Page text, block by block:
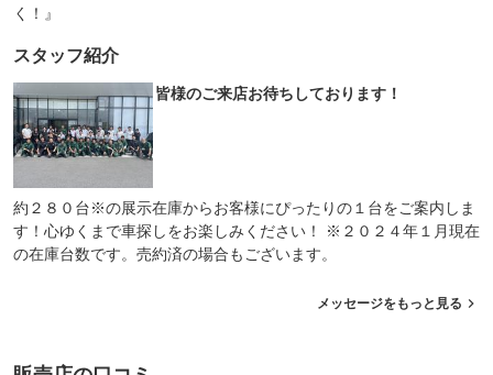
く！』
スタッフ紹介
皆様のご来店お待ちしております！
約２８０台※の展示在庫からお客様にぴったりの１台をご案内しま
す！心ゆくまで車探しをお楽しみください！ ※２０２４年１月現在
の在庫台数です。売約済の場合もございます。
メッセージをもっと見る